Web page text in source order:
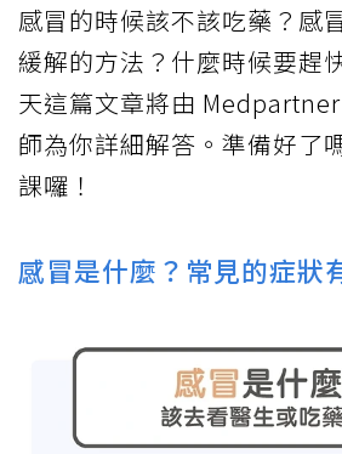
感冒的時候該不該吃藥？感
緩解的方法？什麼時候要趕
天這篇文章將由
師為你詳細解答。準備好了
課囉！
感冒是什麼？常見的症狀